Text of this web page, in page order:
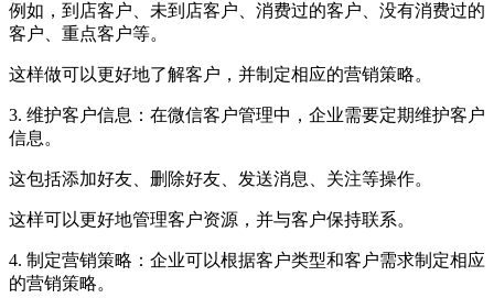
例如，到店客户、未到店客户、消费过的客户、没有消费过的
客户、重点客户等。
这样做可以更好地了解客户，并制定相应的营销策略。
3. 维护客户信息：在微信客户管理中，企业需要定期维护客户
信息。
这包括添加好友、删除好友、发送消息、关注等操作。
这样可以更好地管理客户资源，并与客户保持联系。
4. 制定营销策略：企业可以根据客户类型和客户需求制定相应
的营销策略。